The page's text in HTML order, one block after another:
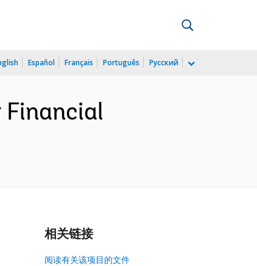
Español Français Português Русский
相关链接
阅读有关该项目的文件